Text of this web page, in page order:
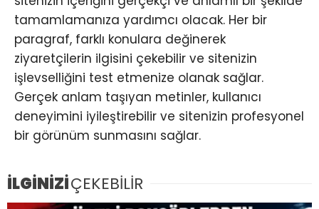
tamamlamanıza yardımcı olacak. Her bir
paragraf, farklı konulara değinerek
ziyaretçilerin ilgisini çekebilir ve sitenizin
işlevselliğini test etmenize olanak sağlar.
Gerçek anlam taşıyan metinler, kullanıcı
deneyimini iyileştirebilir ve sitenizin profesyonel
bir görünüm sunmasını sağlar.
İLGİNİZİÇEKEBİLİR